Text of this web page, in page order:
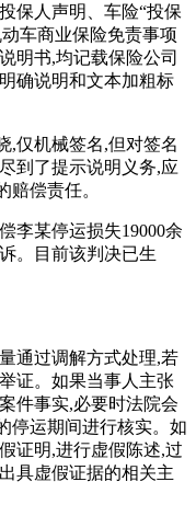
保人声明、车险“投保
车商业保险免责事项
明书,均记载保险公司
确说明和文本加粗标
,仅机械签名,但对签名
到了提示说明义务,应
赔偿责任。
李某停运损失19000余
。目前该判决已生
通过调解方式处理,若
证。如果当事人主张
件事实,必要时法院会
停运期间进行核实。如
证明,进行虚假陈述,过
具虚假证据的相关主